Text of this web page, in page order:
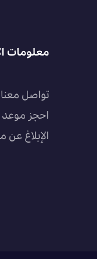
معلومات
تواصل معنا
احجز موعد
الإبلاغ عن